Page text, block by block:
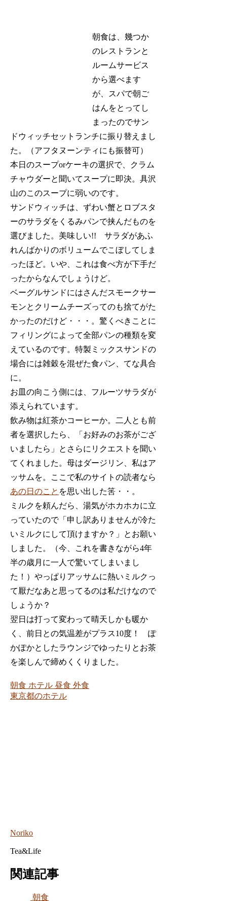
朝食は、幾つか
のレストランと
ルームサービス
から選べます
が、スパで朝ご
はんをとってし
まったのでサン
ドウィッチセットランチに振り替えまし
た。（アフタヌーンティにも振替可）
本日のスープorケーキの選択で、クラム
チャウダーと聞いてスープに即決。具沢
山のこのスープに弱いのです。
サンドウィッチは、ずわい蟹とロブスタ
ーのサラダをくるみパンで挟んだものを
選びました。美味しい!! サラダがあふ
れんばかりのボリュームでこぼしてしま
ったほど。いや、これは食べ方が下手だ
ったからなんでしょうけど。
ベーグルサンドにはさんだスモークサー
モンとクリームチーズってのも捨てがた
かったのだけど・・・。驚くべきことに
フィリングによって全部パンの種類を変
えているのです。特製ミックスサンドの
場合には雑穀を混ぜた食パン、てな具合
に。
お皿の向こう側には、フルーツサラダが
添えられています。
飲み物は紅茶かコーヒーか。二人とも前
者を選択したら、「お好みのお茶がござ
いましたら」とさらにリクエストを聞い
てくれました。母はダージリン、私はア
ッサムを。ここで私のサイトの読者なら
あの日のこと を思い出した筈・・。
ミルクを頼んだら、湯気がホカホカに立
っていたので「申し訳ありませんが冷た
いミルクにして頂けますか？」とお願い
しました。（今、これを書きながら4年
半の歳月に一人で驚いてしまいまし
た！）やっぱりアッサムに熱いミルクっ
て厭だなあと思ってるのは私だけなので
しょうか？
翌日は打って変わって晴天しかも暖か
く、前日との気温差がプラス10度！ ぽ
かぽかとしたラウンジでゆったりとお茶
を楽しんで締めくくりました。
朝食 ホテル 昼食 外食
東京都のホテル
Noriko
Tea&Life
関連記事
朝食